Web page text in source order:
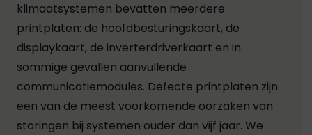
klimaatsystemen bevatten meerdere
printplaten: de hoofdbesturingskaart, de
displaykaart, de inverterdriverkaart en in
sommige gevallen aanvullende
communicatiemodules. Defecte printplaten zijn
een van de meest voorkomende oorzaken van
storingen bij systemen ouder dan vijf jaar. We